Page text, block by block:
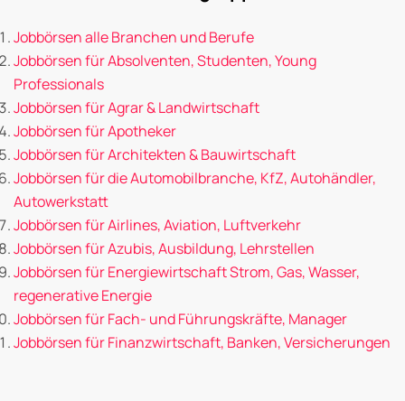
Jobbörsen alle Branchen und Berufe
Jobbörsen für Absolventen, Studenten, Young
Professionals
Jobbörsen für Agrar & Landwirtschaft
Jobbörsen für Apotheker
Jobbörsen für Architekten & Bauwirtschaft
Jobbörsen für die Automobilbranche, KfZ, Autohändler,
Autowerkstatt
Jobbörsen für Airlines, Aviation, Luftverkehr
Jobbörsen für Azubis, Ausbildung, Lehrstellen
Jobbörsen für Energiewirtschaft Strom, Gas, Wasser,
regenerative Energie
Jobbörsen für Fach- und Führungskräfte, Manager
Jobbörsen für Finanzwirtschaft, Banken, Versicherungen